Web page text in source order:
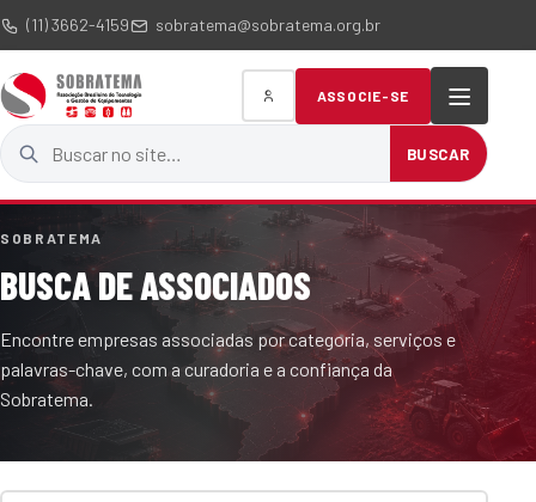
(11) 3662-4159 sobratema@sobratema.org.br
Buscar no site
BUSCAR
ASSOCIE-SE
SOBRATEMA
BUSCA DE ASSOCIADOS
Encontre empresas associadas por categoria, serviços e
palavras-chave, com a curadoria e a confiança da
Sobratema.